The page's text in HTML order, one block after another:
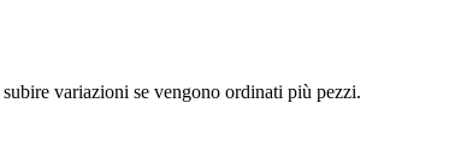
variazioni se vengono ordinati più pezzi.